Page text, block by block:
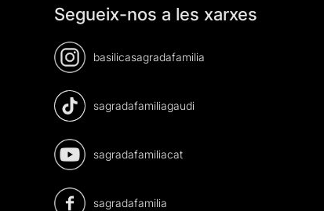
Segueix-nos a les xarxes
basilicasagradafamilia
sagradafamiliagaudi
sagradafamiliacat
sagradafamilia